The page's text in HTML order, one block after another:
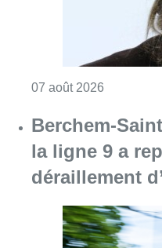
07 août 2026
Berchem-
la ligne 9 a
déraillement